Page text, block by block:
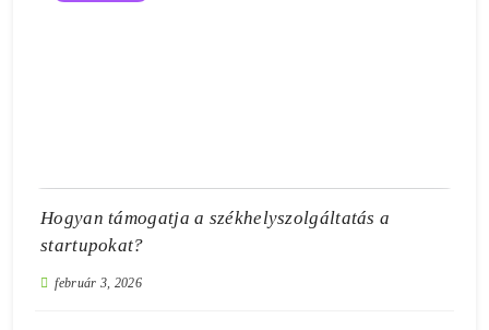
Hogyan támogatja a székhelyszolgáltatás a
startupokat?
február 3, 2026